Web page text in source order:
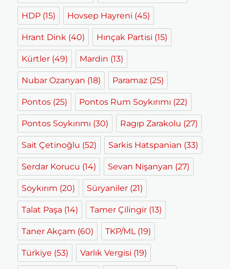
HDP (15) Hovsep Hayreni (45)
Hrant Dink (40) Hınçak Partisi (15)
Kürtler (49) Mardin (13)
Nubar Ozanyan (18) Paramaz (25)
Pontos (25) Pontos Rum Soykırımı (22)
Pontos Soykırımı (30) Ragıp Zarakolu (27)
Sait Çetinoğlu (52) Sarkis Hatspanian (33)
Serdar Korucu (14) Sevan Nişanyan (27)
Soykırım (20) Süryaniler (21)
Talat Paşa (14) Tamer Çilingir (13)
Taner Akçam (60) TKP/ML(19)
Türkiye (53) Varlık Vergisi (19)